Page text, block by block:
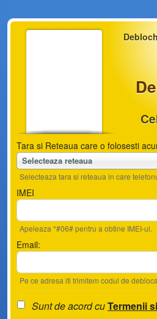
Tara si Reteaua care o folosesti
Selecteaza reteaua
Selecteaza tara si reteaua in care
IMEI
Apeleaza *#06# pentru a obtine IMEI-ul.
Email:
Pe ce adresa iti trimitem codul de
Sunt de acord cuTermenii